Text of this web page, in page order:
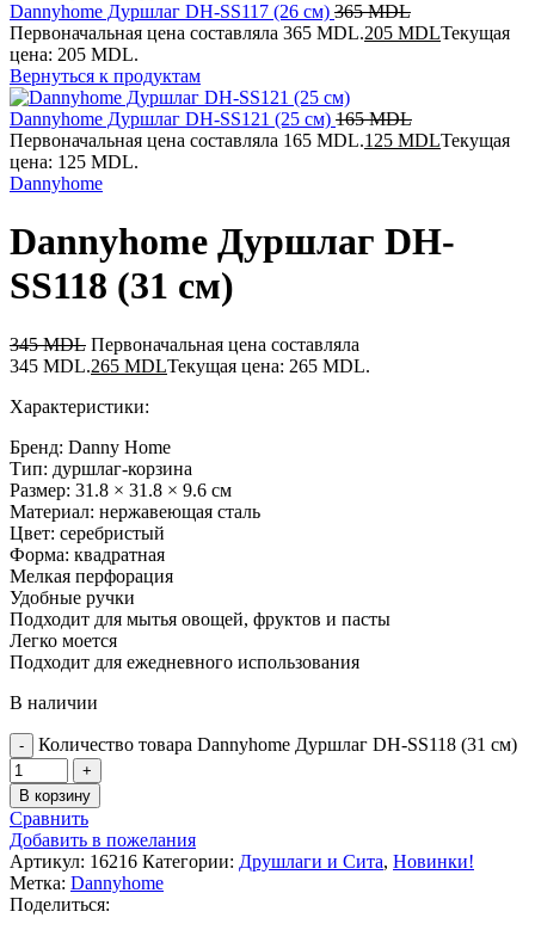
Dannyhome Дуршлаг DH-SS117 (26 см) 365MDL
Первоначальная цена составляла 365 MDL.205 MDLТекущая
цена: 205 MDL.
Вернуться к продуктам
Dannyhome Дуршлаг DH-SS121 (25 см) 165MDL
Первоначальная цена составляла 165 MDL.125 MDLТекущая
цена: 125 MDL.
Dannyhome
Dannyhome Дуршлаг DH-
SS118 (31 см)
345MDL Первоначальная цена составляла
345 MDL.265 MDLТекущая цена: 265 MDL.
Характеристики:
Бренд: Danny Home
Тип: дуршлаг-корзина
Размер: 31.8 × 31.8 × 9.6 см
Материал: нержавеющая сталь
Цвет: серебристый
Форма: квадратная
Мелкая перфорация
Удобные ручки
Подходит для мытья овощей, фруктов и пасты
Легко моется
Подходит для ежедневного использования
В наличии
Количество товара Dannyhome Дуршлаг DH-SS118 (31 см)
В корзину
Сравнить
Добавить в пожелания
Артикул: 16216 Категории: Друшлаги и Сита, Новинки!
Метка: Dannyhome
Поделиться: